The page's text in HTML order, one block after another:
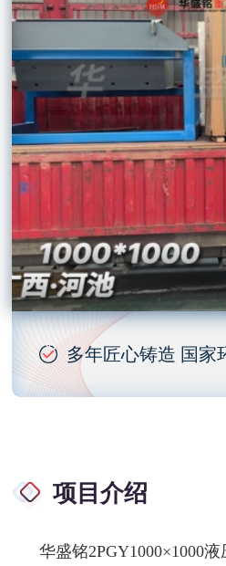
多年匠心铸造 国家
项目介绍
华盛铭2PGY1000×1000液